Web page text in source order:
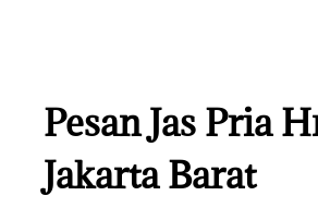
Pesan Jas Pria
Jakarta Barat